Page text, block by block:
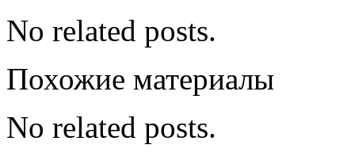
No related posts.
Похожие материалы
No related posts.